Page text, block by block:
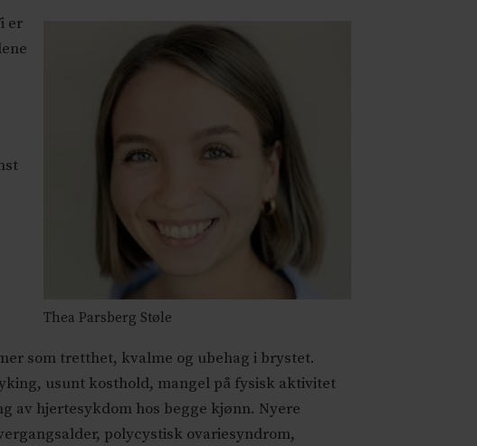
Thea Parsberg Støle
er
som tretthet, kvalme og ubehag i brystet.
usunt kosthold, mangel på fysisk aktivitet
hjertesykdom hos begge kjønn. Nyere
polycystisk ovariesyndrom,